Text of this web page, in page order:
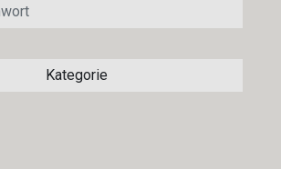
Kategorie